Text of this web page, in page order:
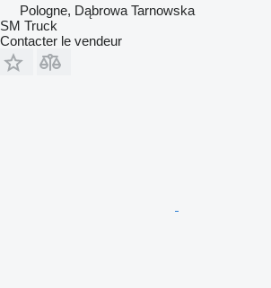
Pologne, Dąbrowa Tarnowska
SM Truck
Contacter le vendeur